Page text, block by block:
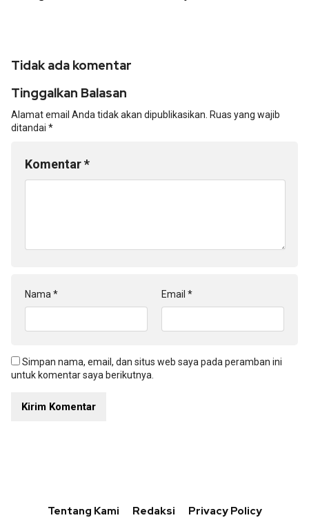
Tidak ada komentar
Tinggalkan Balasan
Alamat email Anda tidak akan dipublikasikan. Ruas yang wajib
ditandai *
Komentar*
Nama * Email *
Simpan nama, email, dan situs web saya pada peramban ini
untuk komentar saya berikutnya.
Tentang Kami Redaksi Privacy Policy